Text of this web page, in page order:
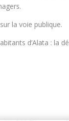
la voie publique.
d’Alata : la